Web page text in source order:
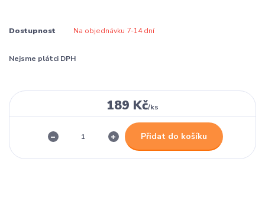
Dostupnost Na objednávku 7-14 dní
Nejsme plátci DPH
189 Kč/ks
Přidat do košíku